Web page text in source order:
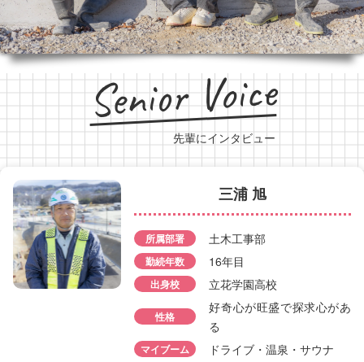
Senior Voice
先輩にインタビュー
三浦 旭
所属部署 土木工事部
勤続年数 16年目
出身校 立花学園高校
性格
好奇心が旺盛で探求心があ
る
マイブーム ドライブ・温泉・サウナ
簑島 隆之
所属部署 工事部
勤続年数 4年目
出身校 中央農業高校
性格